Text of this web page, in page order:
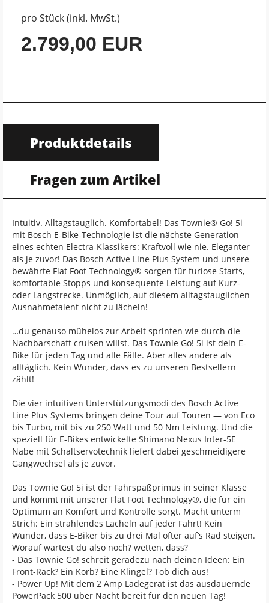
pro Stück (inkl. MwSt.)
2.799,00 EUR
Produktdetails
Fragen zum Artikel
Intuitiv. Alltagstauglich. Komfortabel! Das Townie® Go! 5i
mit Bosch E-Bike-Technologie ist die nächste Generation
eines echten Electra-Klassikers: Kraftvoll wie nie. Eleganter
als je zuvor! Das Bosch Active Line Plus System und unsere
bewährte Flat Foot Technology® sorgen für furiose Starts,
komfortable Stopps und konsequente Leistung auf Kurz-
oder Langstrecke. Unmöglich, auf diesem alltagstauglichen
Ausnahmetalent nicht zu lächeln!
…du genauso mühelos zur Arbeit sprinten wie durch die
Nachbarschaft cruisen willst. Das Townie Go! 5i ist dein E-
Bike für jeden Tag und alle Fälle. Aber alles andere als
alltäglich. Kein Wunder, dass es zu unseren Bestsellern
zählt!
Die vier intuitiven Unterstützungsmodi des Bosch Active
Line Plus Systems bringen deine Tour auf Touren — von Eco
bis Turbo, mit bis zu 250 Watt und 50 Nm Leistung. Und die
speziell für E-Bikes entwickelte Shimano Nexus Inter-5E
Nabe mit Schaltservotechnik liefert dabei geschmeidigere
Gangwechsel als je zuvor.
Das Townie Go! 5i ist der Fahrspaßprimus in seiner Klasse
und kommt mit unserer Flat Foot Technology®, die für ein
Optimum an Komfort und Kontrolle sorgt. Macht unterm
Strich: Ein strahlendes Lächeln auf jeder Fahrt! Kein
Wunder, dass E-Biker bis zu drei Mal öfter auf‘s Rad steigen.
Worauf wartest du also noch? wetten, dass?
- Das Townie Go! schreit geradezu nach deinen Ideen: Ein
Front-Rack? Ein Korb? Eine Klingel? Tob dich aus!
- Power Up! Mit dem 2 Amp Ladegerät ist das ausdauernde
PowerPack 500 über Nacht bereit für den neuen Tag!